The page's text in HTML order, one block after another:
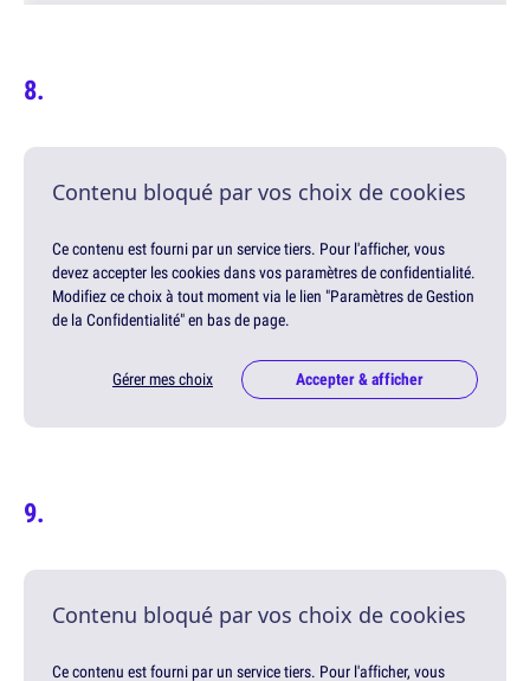
Contenu bloqué par vos choix de cookies
Ce contenu est fourni par un service tiers. Pour l'afficher, vous
devez accepter les cookies dans vos paramètres de confidentialité.
Modifiez ce choix à tout moment via le lien "Paramètres de Gestion
de la Confidentialité" en bas de page.
Gérer mes choix Accepter & afficher
Contenu bloqué par vos choix de cookies
Ce contenu est fourni par un service tiers. Pour l'afficher, vous